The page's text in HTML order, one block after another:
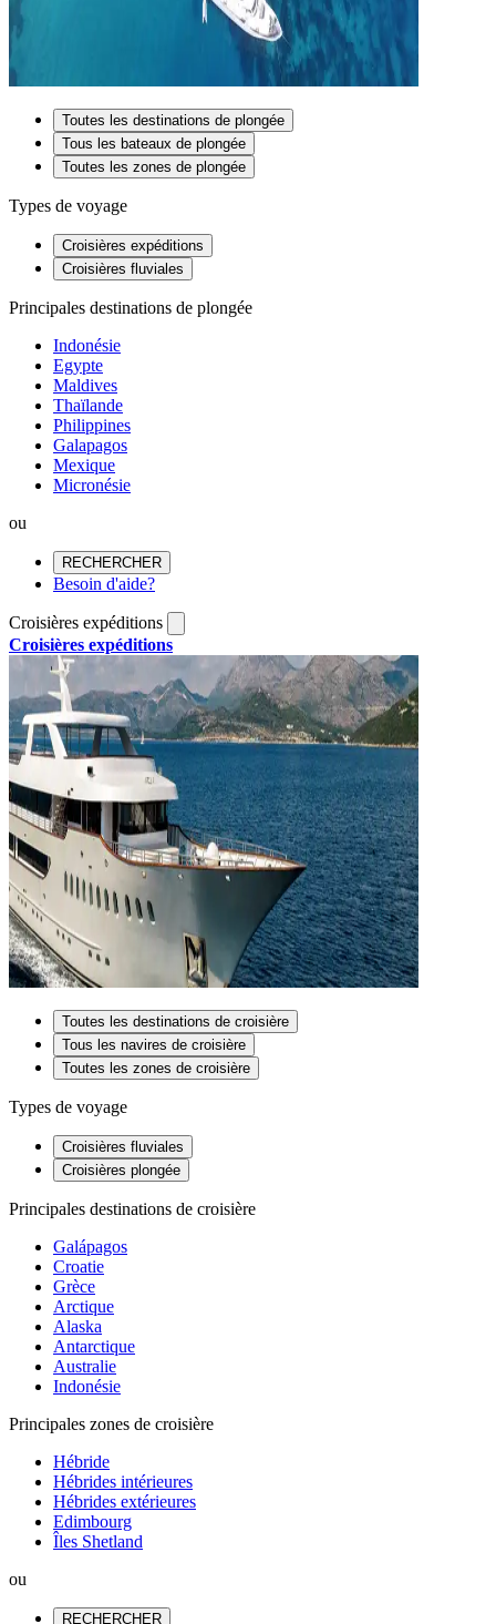
Toutes les destinations de plongée
Tous les bateaux de plongée
Toutes les zones de plongée
Types de voyage
Croisières expéditions
Croisières fluviales
Principales destinations de plongée
Indonésie
Egypte
Maldives
Thaïlande
Philippines
Galapagos
Mexique
Micronésie
ou
RECHERCHER
Besoin d'aide?
Croisières expéditions
Croisières expéditions
Toutes les destinations de croisière
Tous les navires de croisière
Toutes les zones de croisière
Types de voyage
Croisières fluviales
Croisières plongée
Principales destinations de croisière
Galápagos
Croatie
Grèce
Arctique
Alaska
Antarctique
Australie
Indonésie
Principales zones de croisière
Hébride
Hébrides intérieures
Hébrides extérieures
Edimbourg
Îles Shetland
ou
RECHERCHER